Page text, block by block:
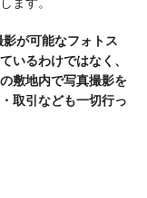
が可能なフォトス
いるわけではなく、
敷地内で写真撮影を
取引なども一切行っ